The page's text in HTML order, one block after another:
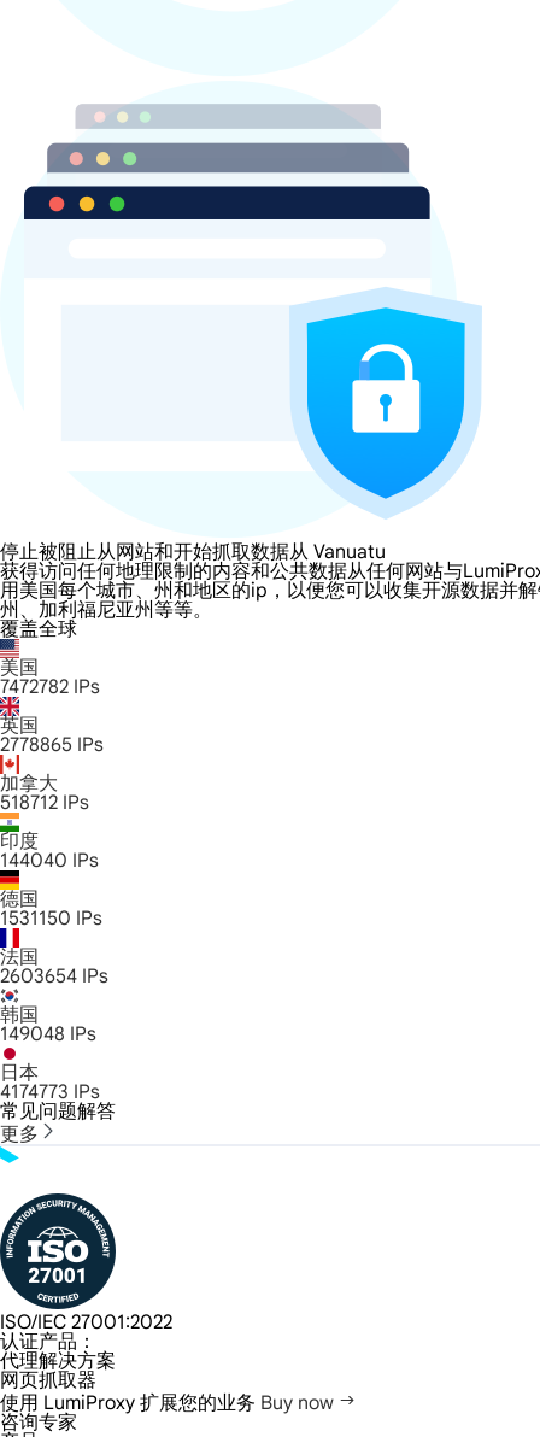
停止被阻止从网站和开始抓取数据从 Vanuatu
获得访问任何地理限制的内容和公共数据从任何网站与
用美国每个城市、州和地区的ip，以便您可以收集开源数据并
州、加利福尼亚州等等。
覆盖全球
美国
7472782 IPs
英国
2778865 IPs
加拿大
518712 IPs
印度
144040 IPs
德国
1531150 IPs
法国
2603654 IPs
韩国
149048 IPs
日本
4174773 IPs
常见问题解答
更多
ISO/IEC 27001:2022
认证产品：
代理解决方案
网页抓取器
使用 LumiProxy 扩展您的业务 Buy now
咨询专家